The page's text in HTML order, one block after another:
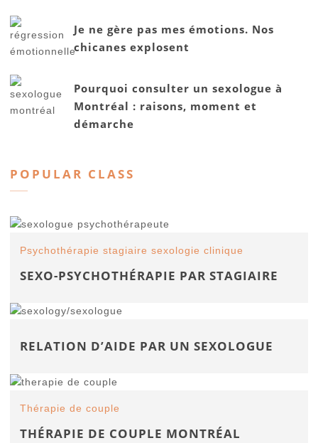
Je ne gère pas mes émotions. Nos
chicanes explosent
Pourquoi consulter un sexologue à
Montréal : raisons, moment et
démarche
POPULAR CLASS
Psychothérapie stagiaire sexologie clinique
SEXO-PSYCHOTHÉRAPIE PAR STAGIAIRE
RELATION D’AIDE PAR UN SEXOLOGUE
Thérapie de couple
THÉRAPIE DE COUPLE MONTRÉAL